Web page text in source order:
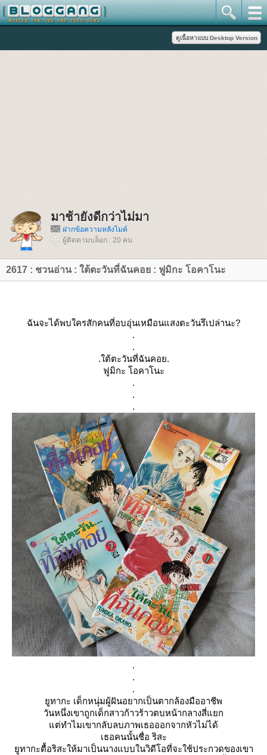
มาช้ายังดีกว่าไม่มา
ฝากข้อความหลังไมค์
ผู้ติดตามบล็อก : 20 คน
2617 : ชวนอ่าน : ใต้ตะวันที่ฉันคอย : ฟูมิกะ โอคาโนะ
ฉันจะได้พบใครสักคนที่อบอุ่นเหมือนแสงตะวันรึเปล่านะ?
.
.
.ต้ตะวันที่ฉันคอ.
ฟูมิกะ โอคาโนะ
.
.
.
.
.
.
ูทากะ เด็กหนุ่มผู้ฝันอยากเป็นตากล้องมืออาชีพ
วันหนึ่งเขาถูกเด็กสาวก้าวร้าวตบหน้ากลางสี่แยก
ต่ทำไมเขากลับลบภาพเธอออกจากหัวไม่ได้
เธอคนนั้นชื่อ ริสะ
ูทากะตื้อริสะให้มาเป็นนางแบบในวิดีโอที่จะใช้ประกวดของเขา